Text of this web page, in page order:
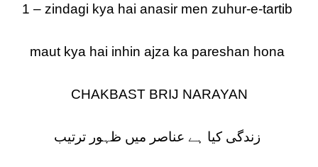
1 – zindagi kya hai anasir men zuhur-e-tartib
maut kya hai inhin ajza ka pareshan hona
CHAKBAST BRIJ NARAYAN